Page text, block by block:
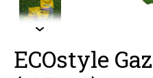
ECOstyle